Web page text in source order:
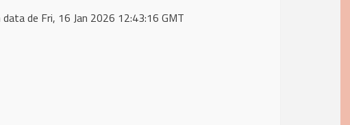
de Fri, 16 Jan 2026 12:43:16 GMT